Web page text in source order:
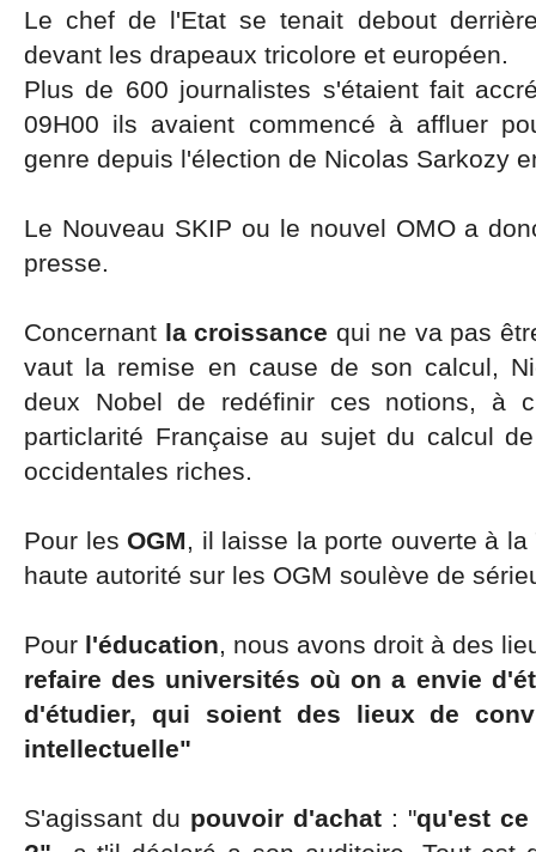
Le chef de l'Etat se tenait debout
devant les drapeaux tricolore et européen.
Plus de 600 journalistes s'étaient fait
09H00 ils avaient commencé à affluer
genre depuis l'élection de Nicolas Sarkozy
Le Nouveau SKIP ou le nouvel OMO a
presse.
Concernant la croissance qui ne va pas
vaut la remise en cause de son calcul,
deux Nobel de redéfinir ces notions, à
particlarité Française au sujet du calcul
occidentales riches.
Pour les OGM, il laisse la porte ouverte à
haute autorité sur les OGM soulève de
Pour l'éducation, nous avons droit à des
refaire des universités où on a envie
d'étudier, qui soient des lieux de
intellectuelle"
S'agissant du pouvoir d'achat : "qu'est